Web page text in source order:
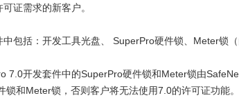
证需求的新客户。
包括：开发工具光盘、 SuperPro硬件锁、Meter锁（
7.0开发套件中的SuperPro硬件锁和Meter锁由
锁和Meter锁，否则客户将无法使用7.0的许可证功能。